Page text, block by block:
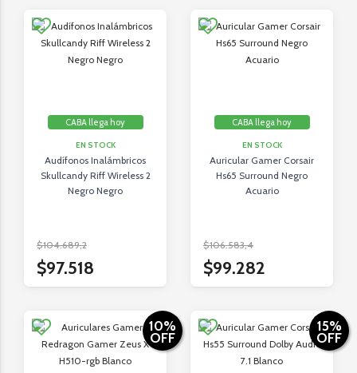
CABA llega hoy
EN STOCK
Audífonos Inalámbricos
Skullcandy Riff Wireless 2
Negro Negro
$104.689,2
$97.518
CABA llega hoy
EN STOCK
Auricular Gamer Corsair
Hs65 Surround Negro
Acuario
$106.583,4
$99.282
10%
OFF
15%
OFF